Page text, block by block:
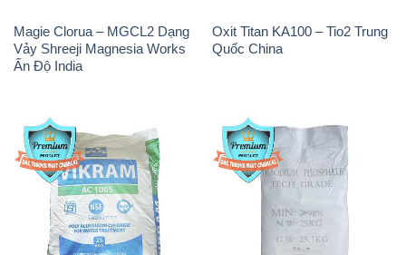
PAC – Polyaluminium
Chloride Trắng Aditya Birla
Grasim New 2022 Ấn Độ India
Phosphate 96% Tech Grade
Trung Quốc China